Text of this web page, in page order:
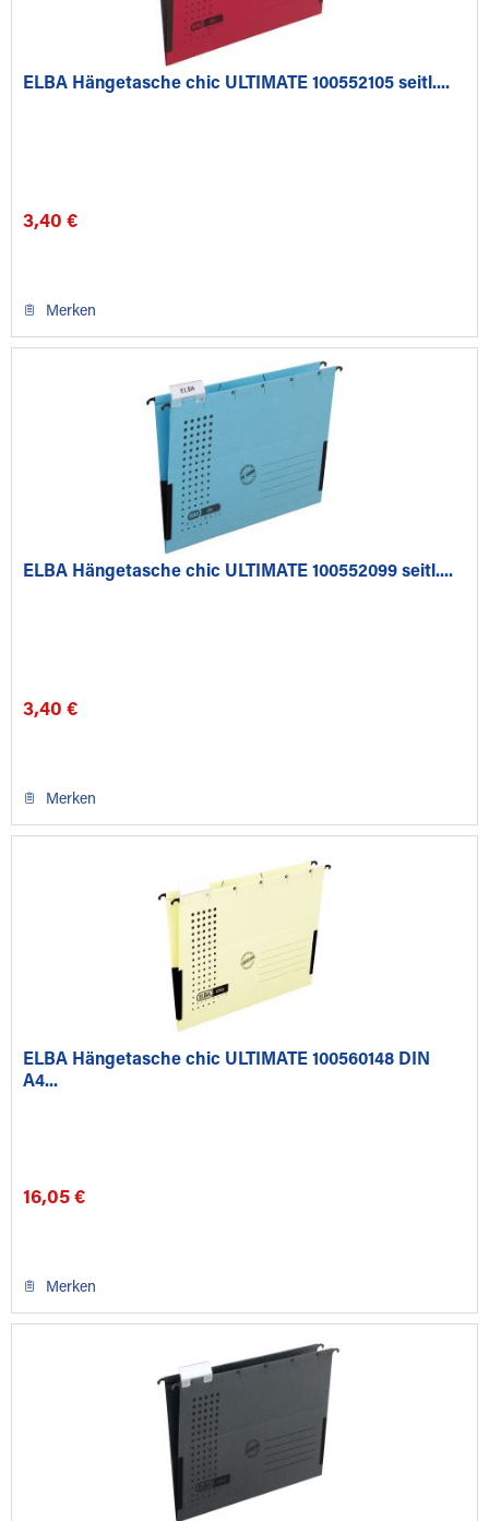
ELBA Hängetasche chic ULTIMATE 100552105 seitl....
3,40 €
Merken
ELBA Hängetasche chic ULTIMATE 100552099 seitl....
3,40 €
Merken
ELBA Hängetasche chic ULTIMATE 100560148 DIN
A4...
16,05 €
Merken